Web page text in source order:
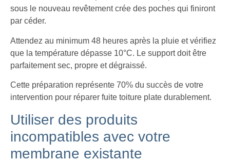
sous le nouveau revêtement crée des poches qui finiront
par céder.
Attendez au minimum 48 heures après la pluie et vérifiez
que la température dépasse 10°C. Le support doit être
parfaitement sec, propre et dégraissé.
Cette préparation représente 70% du succès de votre
intervention pour réparer fuite toiture plate durablement.
Utiliser des produits
incompatibles avec votre
membrane existante